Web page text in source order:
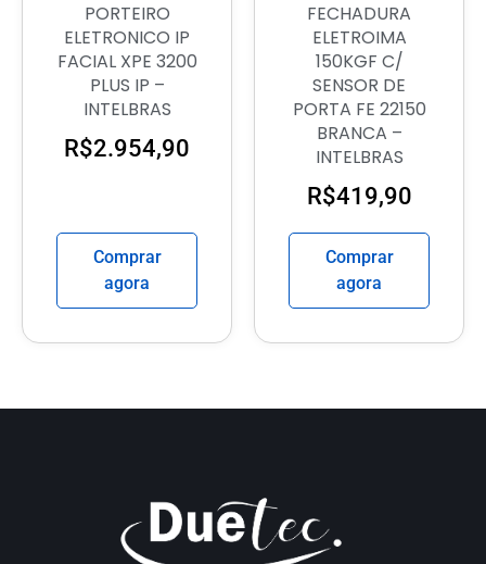
PORTEIRO
ELETRONICO IP
FACIAL XPE 3200
PLUS IP –
INTELBRAS
R$2.954,90
Comprar
agora
FECHADURA
ELETROIMA
150KGF C/
SENSOR DE
PORTA FE 22150
BRANCA –
INTELBRAS
R$419,90
Comprar
agora